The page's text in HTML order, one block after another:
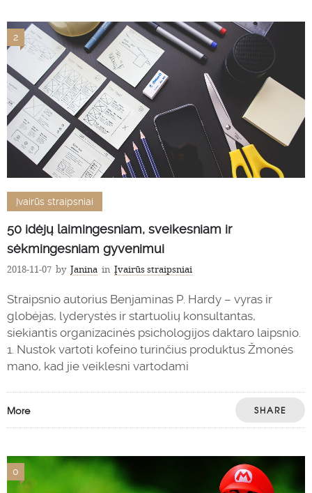
2
Įvairūs straipsniai
50 idėjų laimingesniam, sveikesniam ir
sėkmingesniam gyvenimui
2018-11-07 by Janina in Įvairūs straipsniai
Straipsnio autorius Benjaminas P. Hardy – vyras ir
globėjas, lyderystės ir startuolių konsultantas,
siekiantis organizacinės psichologijos daktaro laipsnio.
1. Nustok vartoti kofeino turinčius produktus Žmonės
mano, kad jie veiklesni vartodami
More SHARE
0